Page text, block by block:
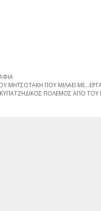
ΜΗΤΣΟΤΑΚΗ ΠΟΥ ΜΙΛΑΕΙ
ΠΟΛΕΜΟΣ ΑΠΟ ΤΟΥ